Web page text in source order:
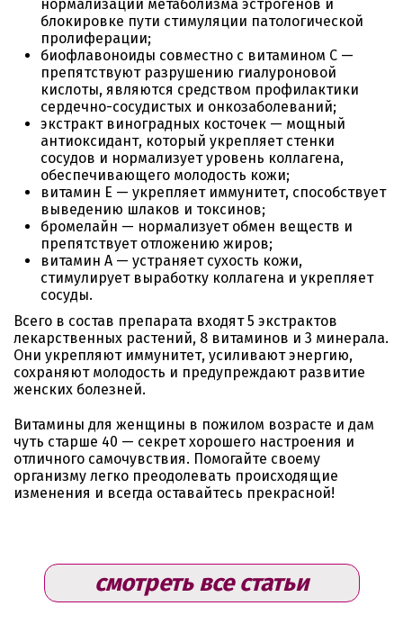
нормализации метаболизма эстрогенов и
блокировке пути стимуляции патологической
пролиферации;
биофлавоноиды совместно с витамином С —
препятствуют разрушению гиалуроновой
кислоты, являются средством профилактики
сердечно-сосудистых и онкозаболеваний;
экстракт виноградных косточек — мощный
антиоксидант, который укрепляет стенки
сосудов и нормализует уровень коллагена,
обеспечивающего молодость кожи;
витамин Е — укрепляет иммунитет, способствует
выведению шлаков и токсинов;
бромелайн — нормализует обмен веществ и
препятствует отложению жиров;
витамин А — устраняет сухость кожи,
стимулирует выработку коллагена и укрепляет
сосуды.
Всего в состав препарата входят 5 экстрактов
лекарственных растений, 8 витаминов и 3 минерала.
Они укрепляют иммунитет, усиливают энергию,
сохраняют молодость и предупреждают развитие
женских болезней.
Витамины для женщины в пожилом возрасте и дам
чуть старше 40 — секрет хорошего настроения и
отличного самочувствия. Помогайте своему
организму легко преодолевать происходящие
изменения и всегда оставайтесь прекрасной!
смотреть все статьи